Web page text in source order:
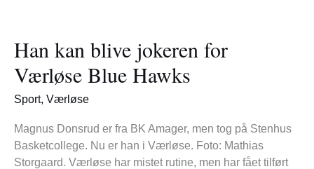
Han kan blive jokeren for
Værløse Blue Hawks
Sport, Værløse
Magnus Donsrud er fra BK Amager, men tog på Stenhus
Basketcollege. Nu er han i Værløse. Foto: Mathias
Storgaard. Værløse har mistet rutine, men har fået tilført
blive
jokeren
for
Værløse
Hawks